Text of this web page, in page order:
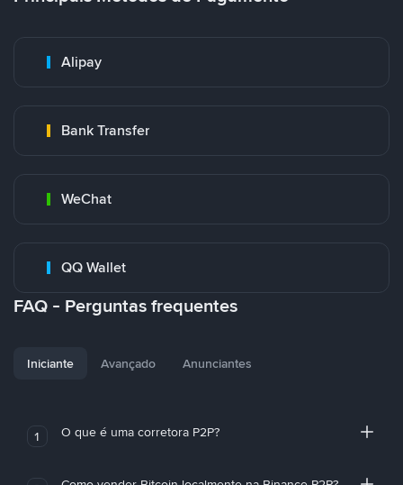
Alipay
Bank Transfer
WeChat
QQ Wallet
FAQ - Perguntas frequentes
Iniciante Avançado Anunciantes
1 O que é uma corretora P2P?